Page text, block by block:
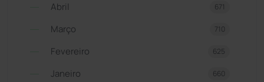
Abril 671
Março 710
Fevereiro 625
Janeiro 660